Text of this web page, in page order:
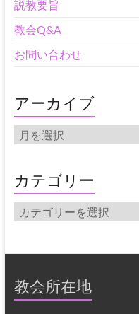
説教要旨
教会Q&A
お問い合わせ
アーカイブ
ア
ー
イ
ブ
カテゴリー
カ
テ
リ
教会所在地